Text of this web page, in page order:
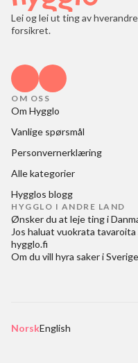
Lei og lei ut ting av
forsikret.
OM OSS
Om Hygglo
Vanlige spørsmål
Personvernerklæring
Alle kategorier
Hygglos blogg
HYGGLO I ANDRE LAND
Ønsker du at leje ting i
Jos haluat vuokrata tavaroita
hygglo.fi
Om du vill hyra saker i Sverige
NorskEnglish